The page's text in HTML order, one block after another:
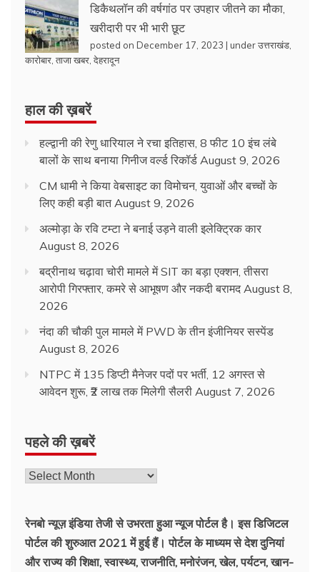
डिकैथलॉन की वर्षगांठ पर उपहार जीतने का मौका,
खरीदारी पर भी भारी छूट
posted on December 17, 2023 | underउत्तराखंड
कारोबार ताजा खबर देहरादून
हाल की ख़बरें
हल्द्वानी की रेणु धारियाल ने रचा इतिहास, 8 फीट 10 इंच लंबे
बालों के साथ बनाया गिनीज वर्ल्ड रिकॉर्ड August 9, 2026
CM धामी ने किया वेबसाइट का विमोचन, युवाओं और बच्चों के
लिए कही बड़ी बात August 9, 2026
अल्मोड़ा के रवि टम्टा ने बनाई उड़ने वाली इलेक्ट्रिक कार
August 8, 2026
बद्रीनाथ चढ़ावा चोरी मामले में SIT का बड़ा एक्शन, तीसरा
आरोपी गिरफ्तार, कमरे से आभूषण और नकदी बरामद August 8,
2026
नंदा की चौकी पुल मामले में PWD के तीन इंजीनियर सस्पेंड
August 8, 2026
NTPC में 135 डिप्टी मैनेजर पदों पर भर्ती, 12 अगस्त से
आवेदन शुरू, ₹2 लाख तक मिलेगी सैलरी August 7, 2026
पहले की ख़बरें
पहले
रेनबो न्यूज़ इंडिया तेजी से उभरता हुआ न्‍यूज पोर्टल है। इस डिजिटल
पोर्टल की शुरुआत 2021 में हुई हैं। पोर्टल के माध्यम से देश दुनियां
और राज्य की शिक्षा, स्वास्थ्य, राजनीति, मनोरंजन, खेल, पर्यटन, खान-